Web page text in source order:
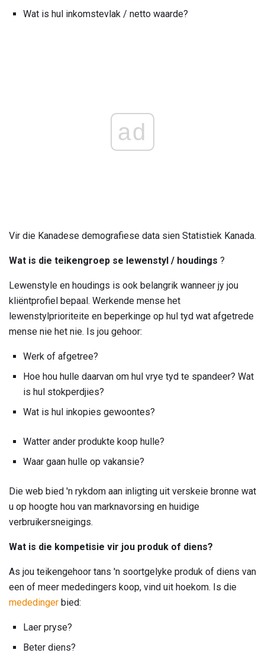
Wat is hul inkomstevlak / netto waarde?
ad
Vir die Kanadese demografiese data sien Statistiek Kanada.
Wat is die teikengroep se lewenstyl / houdings ?
Lewenstyle en houdings is ook belangrik wanneer jy jou
kliëntprofiel bepaal. Werkende mense het
lewenstylprioriteite en beperkinge op hul tyd wat afgetrede
mense nie het nie. Is jou gehoor:
Werk of afgetree?
Hoe hou hulle daarvan om hul vrye tyd te spandeer? Wat
is hul stokperdjies?
Wat is hul inkopies gewoontes?
Watter ander produkte koop hulle?
Waar gaan hulle op vakansie?
Die web bied 'n rykdom aan inligting uit verskeie bronne wat
u op hoogte hou van marknavorsing en huidige
verbruikersneigings.
Wat is die kompetisie vir jou produk of diens?
As jou teikengehoor tans 'n soortgelyke produk of diens van
een of meer mededingers koop, vind uit hoekom. Is die
mededinger bied:
Laer pryse?
Beter diens?